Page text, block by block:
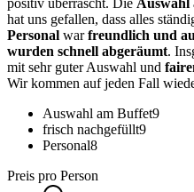
positiv überrascht. Die Auswahl
hat uns gefallen, dass alles
Personal warfreundlich und
wurden schnell abgeräumt.
mit sehr guter Auswahl und
Wir kommen auf jeden Fall
Auswahl am Buffet9
frisch nachgefüllt9
Personal8
Preis pro Person